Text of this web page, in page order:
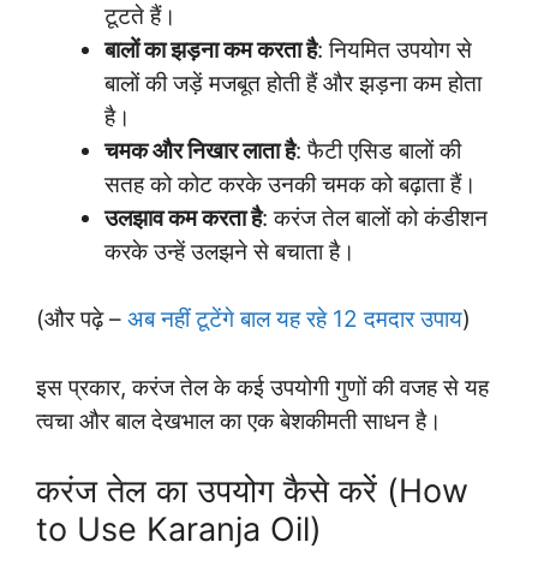
टूटते हैं।
बालों का झड़ना कम करता है: नियमित उपयोग से
बालों की जड़ें मजबूत होती हैं और झड़ना कम होता
है।
चमक और निखार लाता है: फैटी एसिड बालों की
सतह को कोट करके उनकी चमक को बढ़ाता हैं।
उलझाव कम करता है: करंज तेल बालों को कंडीशन
करके उन्हें उलझने से बचाता है।
(और पढ़े – अब नहीं टूटेंगे बाल यह रहे 12 दमदार उपाय)
इस प्रकार, करंज तेल के कई उपयोगी गुणों की वजह से यह
त्वचा और बाल देखभाल का एक बेशकीमती साधन है।
करंज तेल का उपयोग कैसे करें (How
to Use Karanja Oil)